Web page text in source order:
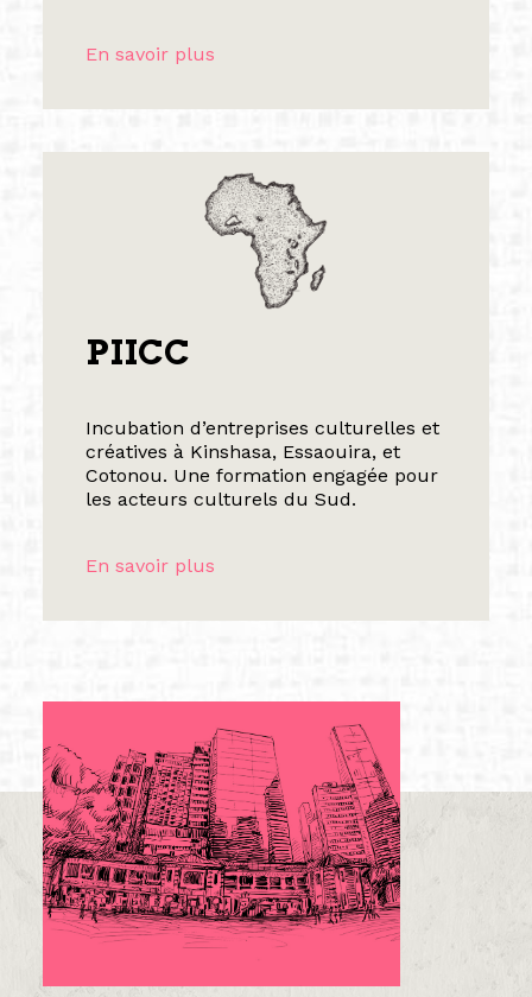
En savoir plus
PIICC
Incubation d’entreprises culturelles et
créatives à Kinshasa, Essaouira, et
Cotonou. Une formation engagée pour
les acteurs culturels du Sud.
En savoir plus